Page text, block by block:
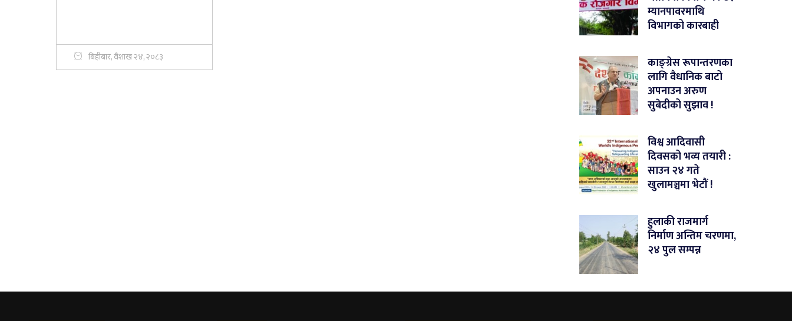
बिहीबार, वैशाख २४, २०८३
म्यानपावरमाथि
विभागको कारबाही
काङ्ग्रेस रूपान्तरणका
लागि वैधानिक बाटो
अपनाउन अरुण
सुबेदीको सुझाव !
विश्व आदिवासी
दिवसको भव्य तयारी :
साउन २४ गते
खुलामञ्चमा भेटौं !
हुलाकी राजमार्ग
निर्माण अन्तिम चरणमा,
२४ पुल सम्पन्न